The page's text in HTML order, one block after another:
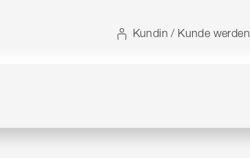
Kundin / Kunde werden